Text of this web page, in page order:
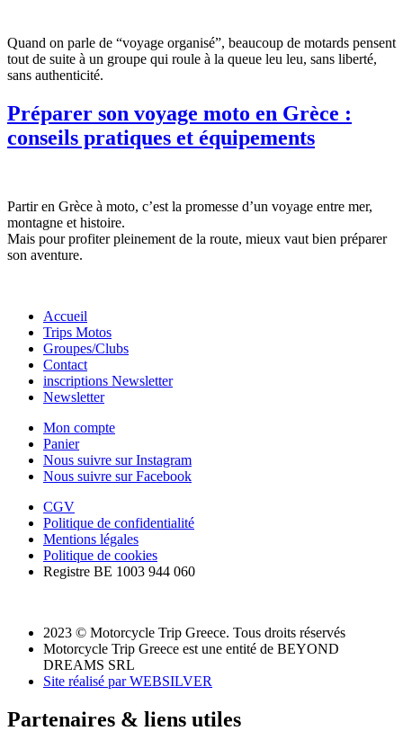
Quand on parle de “voyage organisé”, beaucoup de motards pensent
tout de suite à un groupe qui roule à la queue leu leu, sans liberté,
sans authenticité.
Préparer son voyage moto en Grèce :
conseils pratiques et équipements
Partir en Grèce à moto, c’est la promesse d’un voyage entre mer,
montagne et histoire.
Mais pour profiter pleinement de la route, mieux vaut bien préparer
son aventure.
Accueil
Trips Motos
Groupes/Clubs
Contact
inscriptions Newsletter
Newsletter
Mon compte
Panier
Nous suivre sur Instagram
Nous suivre sur Facebook
CGV
Politique de confidentialité
Mentions légales
Politique de cookies
Registre BE 1003 944 060
2023 © Motorcycle Trip Greece. Tous droits réservés
Motorcycle Trip Greece est une entité de BEYOND
DREAMS SRL
Site réalisé par WEBSILVER
Partenaires & liens utiles